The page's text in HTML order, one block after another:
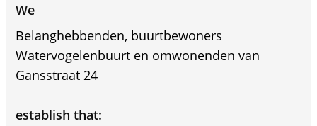
We
Belanghebbenden, buurtbewoners
Watervogelenbuurt en omwonenden van
Gansstraat 24
establish that: